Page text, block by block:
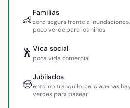
👶
Familias
zona segura frente a
poco verde para los niños
🕺 Vida social
poca vida comercial
🧓
Jubilados
entorno tranquilo, pero apenas
verdes para pasear